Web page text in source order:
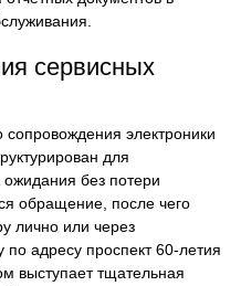
сервисных
электроники
для
без потери
обращение, после чего
лично или через
по адресу проспект 60-летия
выступает тщательная